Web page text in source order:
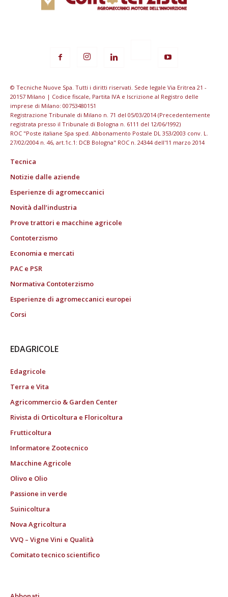
© Tecniche Nuove Spa. Tutti i diritti riservati. Sede legale Via Eritrea 21 -
20157 Milano | Codice fiscale, Partita IVA e Iscrizione al Registro delle
imprese di Milano: 00753480151
Registrazione Tribunale di Milano n. 71 del 05/03/2014 (Precedentemente
registrata presso il Tribunale di Bologna n. 6111 del 12/06/1992)
ROC "Poste italiane Spa sped. Abbonamento Postale DL 353/2003 conv. L.
27/02/2004 n. 46, art.1c.1: DCB Bologna" ROC n. 24344 dell'11 marzo 2014
Tecnica
Notizie dalle aziende
Esperienze di agromeccanici
Novità dall’industria
Prove trattori e macchine agricole
Contoterzismo
Economia e mercati
PAC e PSR
Normativa Contoterzismo
Esperienze di agromeccanici europei
Corsi
EDAGRICOLE
Edagricole
Terra e Vita
Agricommercio & Garden Center
Rivista di Orticoltura e Floricoltura
Frutticoltura
Informatore Zootecnico
Macchine Agricole
Olivo e Olio
Passione in verde
Suinicoltura
Nova Agricoltura
VVQ – Vigne Vini e Qualità
Comitato tecnico scientifico